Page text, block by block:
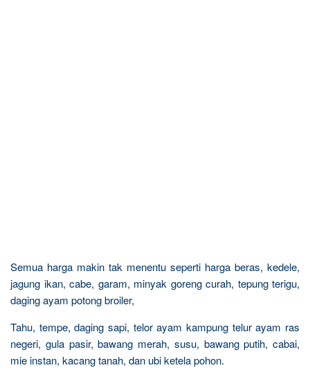
Semua harga makin tak menentu seperti harga beras, kedele,
jagung ikan, cabe, garam, minyak goreng curah, tepung terigu,
daging ayam potong broiler,
Tahu, tempe, daging sapi, telor ayam kampung telur ayam ras
negeri, gula pasir, bawang merah, susu, bawang putih, cabai,
mie instan, kacang tanah, dan ubi ketela pohon.